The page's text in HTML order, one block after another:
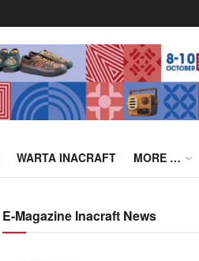
WARTA INACRAFT MORE …
E-Magazine Inacraft News